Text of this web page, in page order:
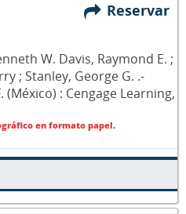
Reservar
W. Davis, Raymond E. ;
; Stanley, George G. .-
(México) : Cengage Learning,
en formato papel.